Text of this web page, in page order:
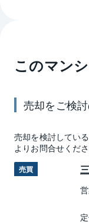
このマン
売却をご検
売却を検討してい
よりお問合せくださ
売買